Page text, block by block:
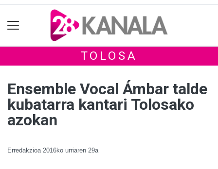
TOLOSA
Ensemble Vocal Ámbar talde
kubatarra kantari Tolosako
azokan
Erredakzioa 2016ko urriaren 29a